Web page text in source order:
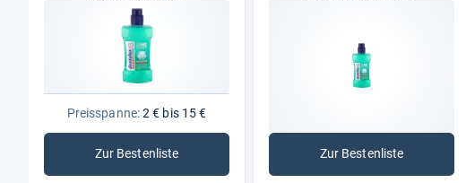
Preisspanne:2 € bis 15 €
Zur Bestenliste: Mundspülungen Zur Bestenliste: Stiftung Warentest